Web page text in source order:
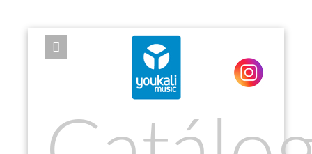
EXPOSE FRAMEWORK FOR JOOMLA 2.5 AND 3.0+